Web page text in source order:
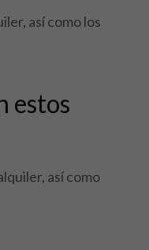
así como los
estos
así como